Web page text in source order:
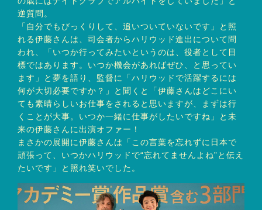
逆質問。
「自分でもびっくりして、追いついていないです」と照
れる伊藤さんは、司会者からハリウッド進出について問
われ、「いつか行ってみたいというのは、役者として目
標ではあります。いつか機会があればぜひ、と思ってい
ます」と夢を語り、監督に「ハリウッドで活躍するには
何が大切必要ですか？」と聞くと「伊藤さんはどこにい
ても素晴らしいお仕事をされると思いますが、まずは行
くことが大事。いつか一緒に仕事がしたいですね」と未
来の伊藤さんに出演オファー！
まさかの展開に伊藤さんは「この言葉を忘れずに日本で
頑張って、いつかハリウッドで“忘れてませんよね”と伝え
たいです」と照れ笑いでした。